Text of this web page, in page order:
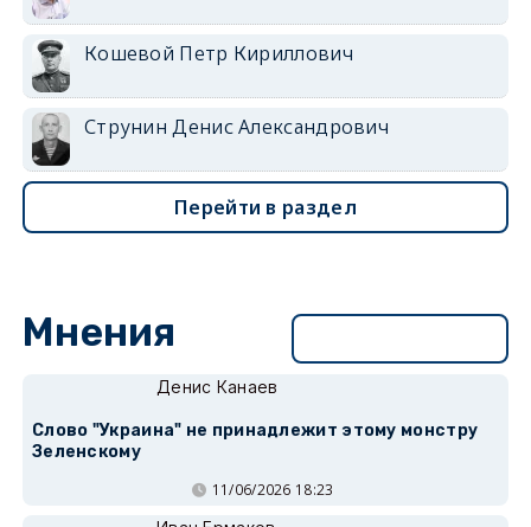
Кошевой Петр Кириллович
Струнин Денис Александрович
Перейти в раздел
Мнения
Денис Канаев
Слово "Украина" не принадлежит этому монстру
Зеленскому
11/06/2026 18:23